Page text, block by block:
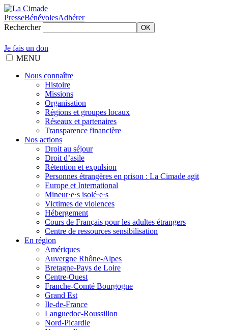
PresseBénévolesAdhérer
Rechercher
OK
Je fais un don
MENU
Nous connaître
Histoire
Missions
Organisation
Régions et groupes locaux
Réseaux et partenaires
Transparence financière
Nos actions
Droit au séjour
Droit d’asile
Rétention et expulsion
Personnes étrangères en prison : La Cimade agit
Europe et International
Mineur·e·s isolé·e·s
Victimes de violences
Hébergement
Cours de Français pour les adultes étrangers
Centre de ressources sensibilisation
En région
Amériques
Auvergne Rhône-Alpes
Bretagne-Pays de Loire
Centre-Ouest
Franche-Comté Bourgogne
Grand Est
Ile-de-France
Languedoc-Roussillon
Nord-Picardie